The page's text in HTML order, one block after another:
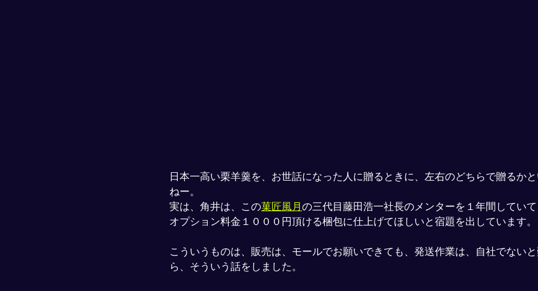
日本一高い栗羊羹を、お世話になった人に贈るときに、左右のどちらで贈るか
ねー。
実は、角井は、この菓匠風月 の三代目藤田浩一社長のメンターを１年間してい
オプション料金１０００円頂ける梱包に仕上げてほしいと宿題を出しています。
こういうものは、販売は、モールでお願いできても、発送作業は、自社でない
ら、そういう話をしました。